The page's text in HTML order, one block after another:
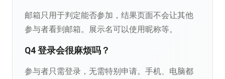
邮箱只用于判定能否参加，结果页面不会让其他
参与者看到邮箱。展示名可以使用昵称等。
Q4 登录会很麻烦吗？
参与者只需登录，无需特别申请。手机、电脑都